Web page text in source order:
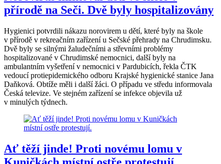
přírodě na Seči. Dvě byly hospitalizovány
Hygienici potvrdili nákazu norovirem u dětí, které byly na škole
v přírodě v rekreačním zařízení u Sečské přehrady na Chrudimsku.
Dvě byly se silnými žaludečními a střevními problémy
hospitalizované v Chrudimské nemocnici, další byly na
ambulantním vyšetření v nemocnici v Pardubicích, řekla ČTK
vedoucí protiepidemického odboru Krajské hygienické stanice Jana
Daňková. Obtíže měli i další žáci. O případu ve středu informovala
Česká televize. Ve stejném zařízení se infekce objevila už
v minulých týdnech.
Ať těží jinde! Proti novému lomu v